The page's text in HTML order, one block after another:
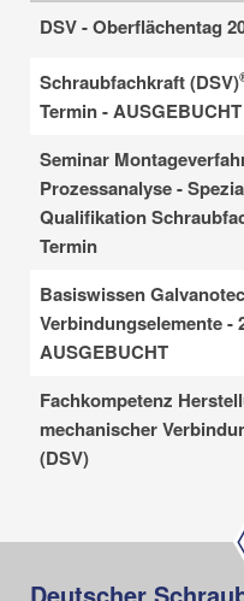
DSV - Oberflächentag
Schraubfachkraft (DSV)
Termin -
Seminar
Prozessanalyse -
Qualifikation
Termin
Basiswissen
Verbindungselemente -
AUSGEBUCHT
Fachkompetenz
mechanischer
(DSV)